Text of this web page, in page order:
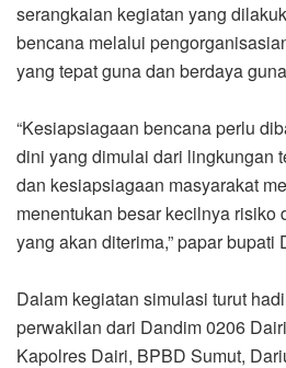
serangkaian kegiatan yang
bencana melalui
yang tepat guna dan berdaya
“Kesiapsiagaan bencana perlu
dini yang dimulai dari lingkungan
dan kesiapsiagaan masyarakat
menentukan besar kecilnya risiko
yang akan diterima,” papar bupati
Dalam kegiatan simulasi turut
perwakilan dari Dandim 0206
Kapolres Dairi, BPBD Sumut,